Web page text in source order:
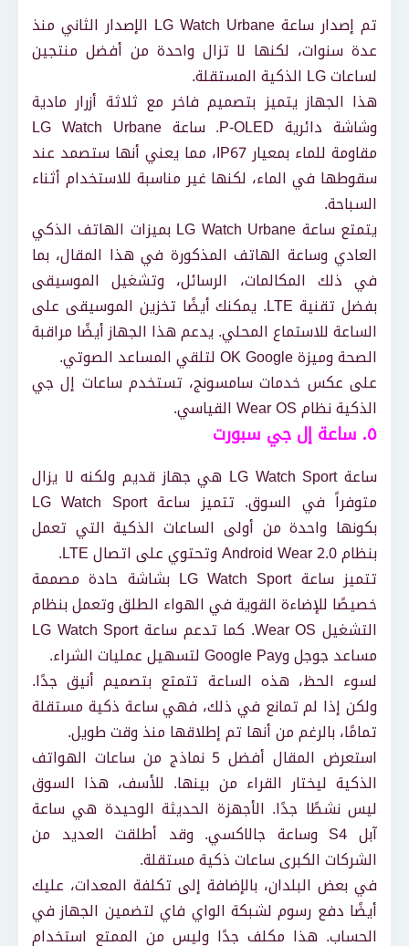
تم إصدار ساعة LG Watch Urbane الإصدار الثاني منذ
عدة سنوات، لكنها لا تزال واحدة من أفضل منتجين
لساعات LG الذكية المستقلة.
هذا الجهاز يتميز بتصميم فاخر مع ثلاثة أزرار مادية
وشاشة دائرية P-OLED. ساعة LG Watch Urbane
مقاومة للماء بمعيار IP67، مما يعني أنها ستصمد عند
سقوطها في الماء، لكنها غير مناسبة للاستخدام أثناء
السباحة.
يتمتع ساعة LG Watch Urbane بميزات الهاتف الذكي
العادي وساعة الهاتف المذكورة في هذا المقال، بما
في ذلك المكالمات، الرسائل، وتشغيل الموسيقى
بفضل تقنية LTE. يمكنك أيضًا تخزين الموسيقى على
الساعة للاستماع المحلي. يدعم هذا الجهاز أيضًا مراقبة
الصحة وميزة OK Google لتلقي المساعد الصوتي.
على عكس خدمات سامسونج، تستخدم ساعات إل جي
الذكية نظام Wear OS القياسي.
٥. ساعة إل جي سبورت
ساعة LG Watch Sport هي جهاز قديم ولكنه لا يزال
متوفراً في السوق. تتميز ساعة LG Watch Sport
بكونها واحدة من أولى الساعات الذكية التي تعمل
بنظام Android Wear 2.0 وتحتوي على اتصال LTE.
تتميز ساعة LG Watch Sport بشاشة حادة مصممة
خصيصًا للإضاءة القوية في الهواء الطلق وتعمل بنظام
التشغيل Wear OS. كما تدعم ساعة LG Watch Sport
مساعد جوجل وGoogle Pay لتسهيل عمليات الشراء.
لسوء الحظ، هذه الساعة تتمتع بتصميم أنيق جدًا.
ولكن إذا لم تمانع في ذلك، فهي ساعة ذكية مستقلة
تمامًا، بالرغم من أنها تم إطلاقها منذ وقت طويل.
استعرض المقال أفضل 5 نماذج من ساعات الهواتف
الذكية ليختار القراء من بينها. للأسف، هذا السوق
ليس نشطًا جدًا. الأجهزة الحديثة الوحيدة هي ساعة
آبل S4 وساعة جالاكسي. وقد أطلقت العديد من
الشركات الكبرى ساعات ذكية مستقلة.
في بعض البلدان، بالإضافة إلى تكلفة المعدات، عليك
أيضًا دفع رسوم لشبكة الواي فاي لتضمين الجهاز في
الحساب. هذا مكلف جدًا وليس من الممتع استخدام